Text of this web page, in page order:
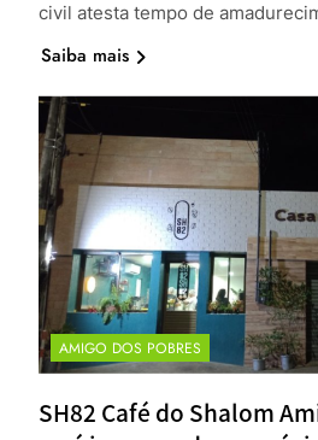
civil atesta tempo de
Saiba mais
AMIGO DOS POBRES
SH82 Café do Shalom